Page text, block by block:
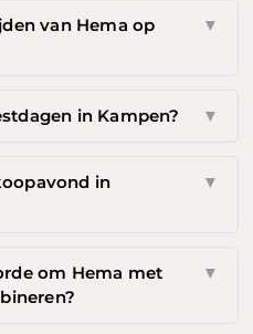
van Hema op
▼
in Kampen? ▼
in
▼
om Hema met
▼